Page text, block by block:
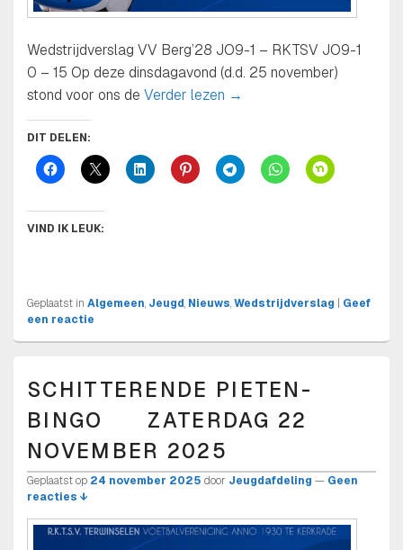
Wedstrijdverslag VV Berg’28 JO9-1 – RKTSV JO9-1
0 – 15 Op deze dinsdagavond (d.d. 25 november)
stond voor ons de Verder lezen *RKTSV JO9-1 zet goede
→
DIT DELEN:
VIND IK LEUK:
Geplaatst in Algemeen, Jeugd, Nieuws,Wedstrijdverslag
Geef
een reactie
SCHITTERENDE PIETEN-
BINGO ZATERDAG 22
NOVEMBER 2025
Geplaatst op 24 november 2025 door Jeugdafdeling — Geen
reacties ↓